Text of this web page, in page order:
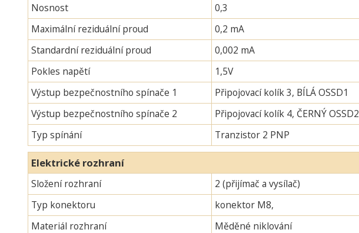
Nosnost
0,3
Maximální reziduální proud
0,2 mA
Standardní reziduální proud
0,002 mA
Pokles napětí
1,5V
Výstup bezpečnostního spínače 1
Připojovací kolík 3, BÍLÁ OSSD1
Výstup bezpečnostního spínače 2
Připojovací kolík 4, ČERNÝ OSSD2
Typ spínání
Tranzistor 2 PNP
Elektrické rozhraní
Složení rozhraní
2 (přijímač a vysílač)
Typ konektoru
konektor M8,
Materiál rozhraní
Měděné niklování